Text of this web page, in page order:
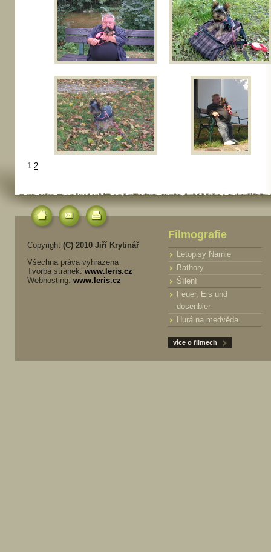
1 2
Copyright (C) 2010 Jiří Krytinář
Všechna práva vyhrazena
Tvorba stránek: www.leris.cz
Webhosting: www.leris.cz
Filmografie
Letopisy Narnie
Bathory
Šílení
Feuer, Eis und
dosenbier
Hurá na medvěda
více o filmech